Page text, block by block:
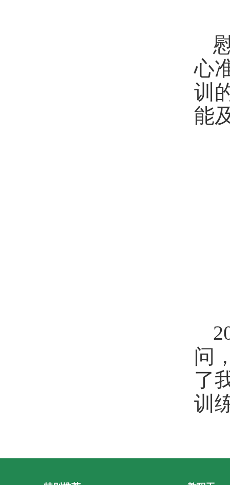
心
训
能
问
了
训